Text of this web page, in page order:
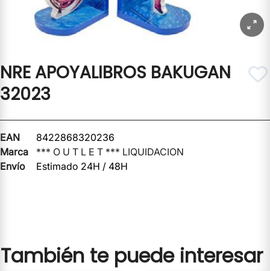
NRE APOYALIBROS BAKUGAN
32023
EAN
8422868320236
Marca
*** O U T L E T *** LIQUIDACION
Envío
Estimado 24H / 48H
También te puede interesar